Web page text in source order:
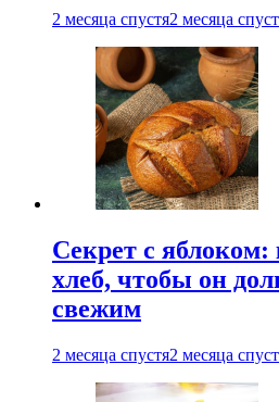
2 месяца спустя2 месяца
Секрет с яблоком:
хлеб, чтобы он
свежим
2 месяца спустя2 месяца